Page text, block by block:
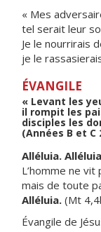
« Mes
tel serait leur
Je le nourrirais
je le
ÉVANGILE
« Levant les
il rompit les
disciples les
(Années B et C
Alléluia.
L’homme ne
mais de toute
Alléluia. (Mt
Évangile de